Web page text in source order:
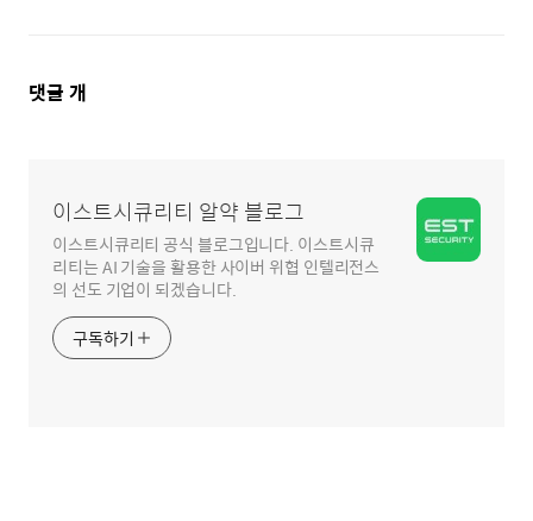
댓
댓글 개
이스트시큐리티 알약 블로그
이스트시큐리티 공식 블로그입니다. 이스트시큐
리티는 AI 기술을 활용한 사이버 위협 인텔리전스
의 선도 기업이 되겠습니다.
구독하기